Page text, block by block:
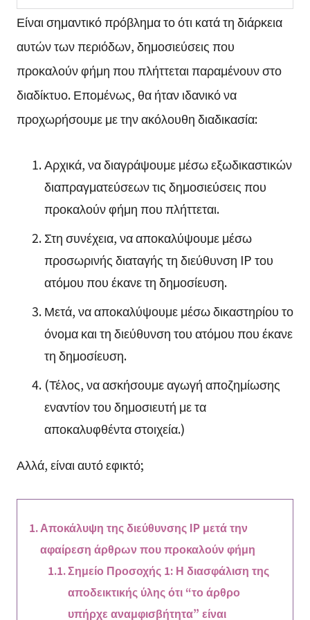
Είναι σημαντικό πρόβλημα το ότι κατά τη διάρκεια
αυτών των περιόδων, δημοσιεύσεις που
προκαλούν φήμη που πλήττεται παραμένουν στο
διαδίκτυο. Επομένως, θα ήταν ιδανικό να
προχωρήσουμε με την ακόλουθη διαδικασία:
Αρχικά, να διαγράψουμε μέσω εξωδικαστικών
διαπραγματεύσεων τις δημοσιεύσεις που
προκαλούν φήμη που πλήττεται.
Στη συνέχεια, να αποκαλύψουμε μέσω
προσωρινής διαταγής τη διεύθυνση IP του
ατόμου που έκανε τη δημοσίευση.
Μετά, να αποκαλύψουμε μέσω δικαστηρίου το
όνομα και τη διεύθυνση του ατόμου που έκανε
τη δημοσίευση.
(Τέλος, να ασκήσουμε αγωγή αποζημίωσης
εναντίον του δημοσιευτή με τα
αποκαλυφθέντα στοιχεία.)
Αλλά, είναι αυτό εφικτό;
Αποκάλυψη της διεύθυνσης IP μετά την
αφαίρεση άρθρων που προκαλούν φήμη
Σημείο Προσοχής 1: Η διασφάλιση της
αποδεικτικής ύλης ότι “το άρθρο
υπήρχε αναμφισβήτητα” είναι